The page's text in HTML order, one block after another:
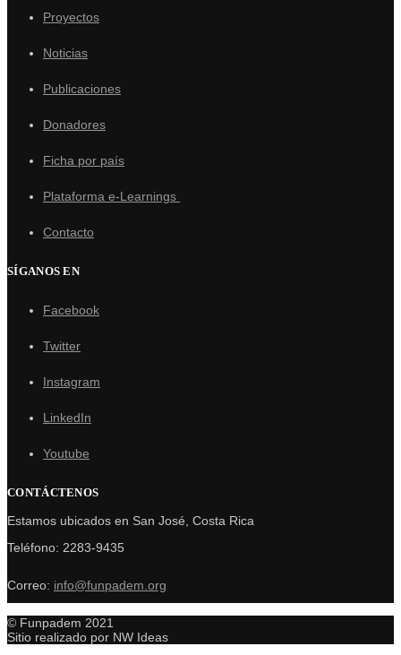
Proyectos
Noticias
Publicaciones
Donadores
Ficha por país
Plataforma e-Learnings
Contacto
SÍGANOS EN
Facebook
Twitter
Instagram
LinkedIn
Youtube
CONTÁCTENOS
Estamos ubicados en San José, Costa Rica
Teléfono: 2283-9435
Correo: info@funpadem.org
© Funpadem 2021
Sitio realizado por NW Ideas